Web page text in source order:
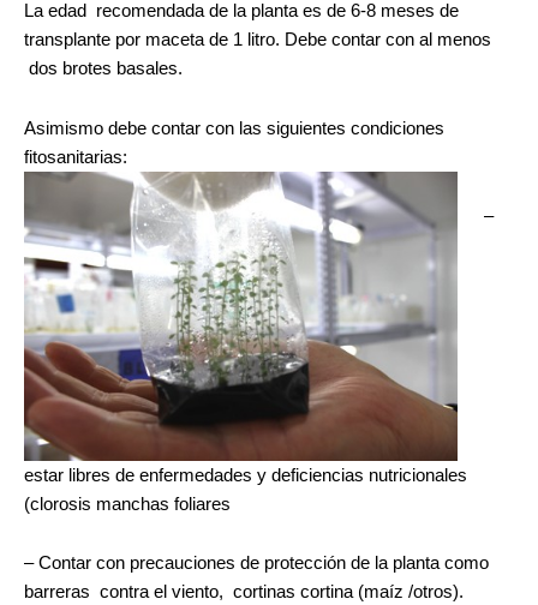
La edad recomendada de la planta es de 6-8 meses de
transplante por maceta de 1 litro. Debe contar con al menos
dos brotes basales.
Asimismo debe contar con las siguientes condiciones
fitosanitarias:
–
estar libres de enfermedades y deficiencias nutricionales
(clorosis manchas foliares
– Contar con precauciones de protección de la planta como
barreras contra el viento, cortinas cortina (maíz /otros).